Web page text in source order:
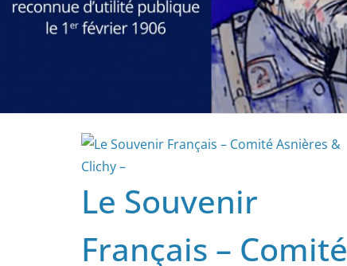
Le Souvenir
Français – Comité